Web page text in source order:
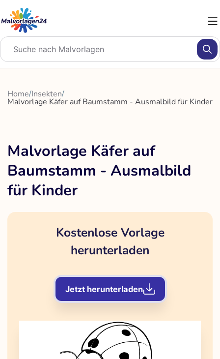
Inhalt
springen
Home/Insekten/
Malvorlage Käfer auf Baumstamm - Ausmalbild für Kinder
Malvorlage Käfer auf
Baumstamm - Ausmalbild
für Kinder
Kostenlose Vorlage
herunterladen
Jetzt herunterladen